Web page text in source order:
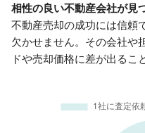
相性の良い不動産会社が見
不動産売却の成功には信頼
欠かせません。その会社や
ドや売却価格に差が出るこ